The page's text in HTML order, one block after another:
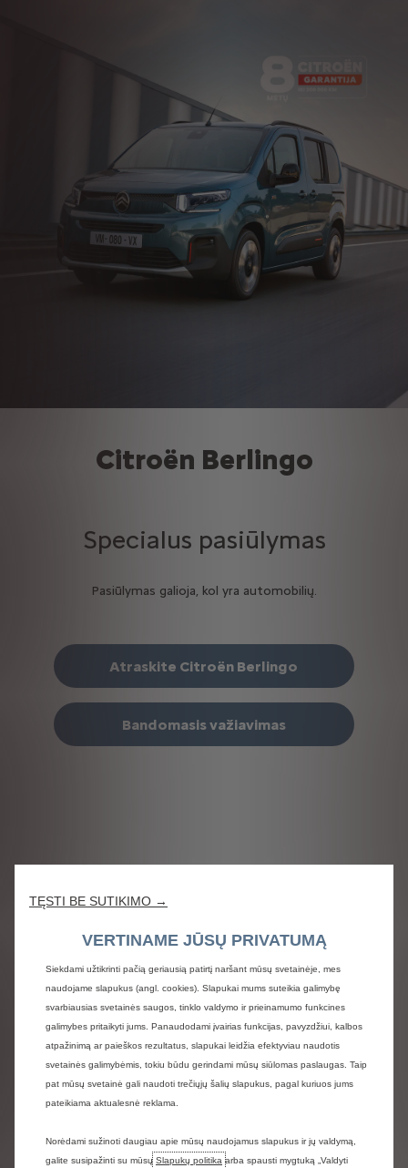
Citroën Berlingo
Specialus pasiūlymas
Pasiūlymas galioja, kol yra automobilių.
Atraskite Citroën Berlingo
Bandomasis važiavimas
TĘSTI BE SUTIKIMO →
VERTINAME JŪSŲ PRIVATUMĄ
Siekdami užtikrinti pačią geriausią patirtį naršant mūsų svetainėje, mes
naudojame slapukus (angl. cookies). Slapukai mums suteikia galimybę
svarbiausias svetainės saugos, tinklo valdymo ir prieinamumo funkcines
galimybes pritaikyti jums. Panaudodami įvairias funkcijas, pavyzdžiui, kalbos
atpažinimą ar paieškos rezultatus, slapukai leidžia efektyviau naudotis
svetainės galimybėmis, tokiu būdu gerindami mūsų siūlomas paslaugas. Taip
pat mūsų svetainė gali naudoti trečiųjų šalių slapukus, pagal kuriuos jums
pateikiama aktualesnė reklama.
Norėdami sužinoti daugiau apie mūsų naudojamus slapukus ir jų valdymą,
galite susipažinti su mūsų Slapukų politika arba spausti mygtuką „Valdyti